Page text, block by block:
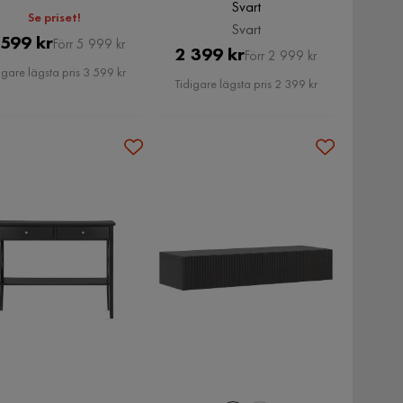
Se priset!
Pris
krOriginal
Pris
Förr 5 999 kr
lägsta pris 3 599 kr
Svart
Svart
Pris
2 399 krOriginal
Pris
Förr 2 999 kr
Tidigare lägsta pris 2 399 kr